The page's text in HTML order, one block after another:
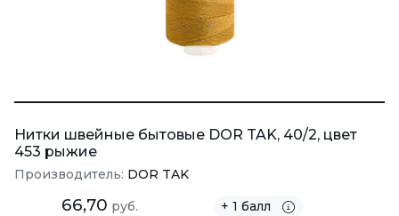
Нитки швейные бытовые DOR TAK, 40/2, цвет
453 рыжие
Производитель: DOR TAK
66,70 руб. + 1 балл